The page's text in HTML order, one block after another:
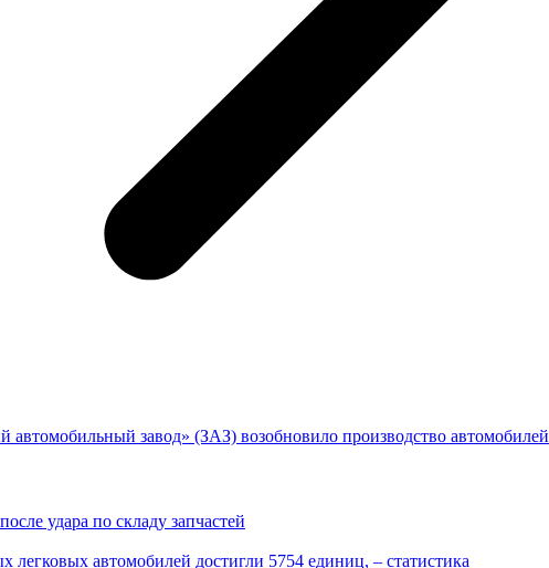
завод» (ЗАЗ) возобновило производство автомобилей
удара по складу запчастей
автомобилей достигли 5754 единиц, – статистика